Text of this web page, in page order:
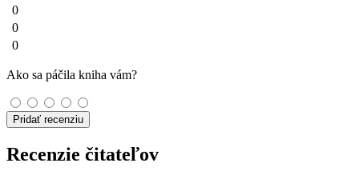
0
0
0
Ako sa páčila kniha vám?
Pridať recenziu
Recenzie čitateľov